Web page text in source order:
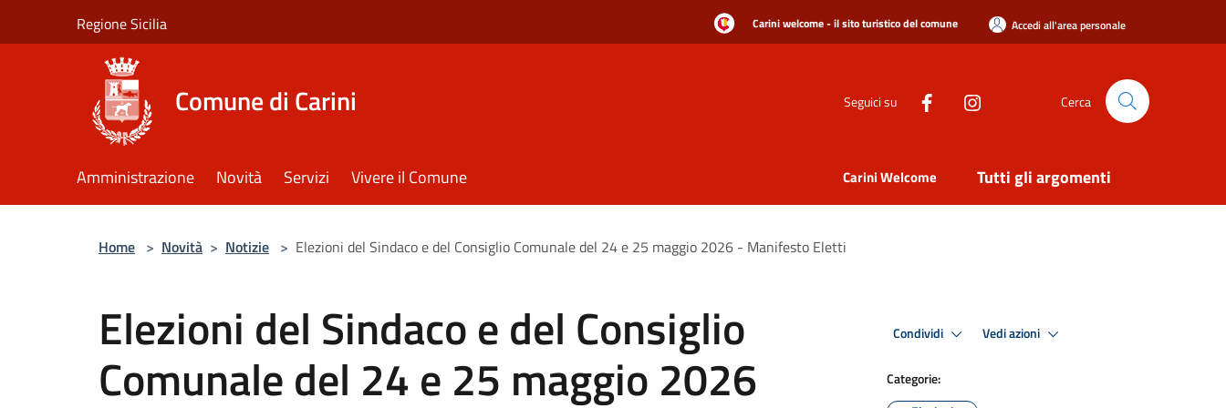
Regione Sicilia Carini welcome - il sito turistico del comune Accedi all'area personale
Comune di Carini Seguici su Cerca
Amministrazione Novità Servizi Vivere il Comune Carini Welcome Tutti gli argomenti
Home > Novità > Notizie > Elezioni del Sindaco e del Consiglio Comunale del 24 e 25 maggio 2026 - Manifesto Eletti
Elezioni del Sindaco e del Consiglio
Comunale del 24 e 25 maggio 2026
Condividi Vedi azioni
Categorie: